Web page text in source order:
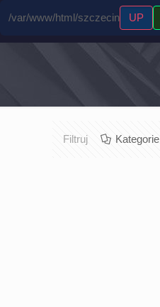
/var/www/html/szczecin UP
Filtruj Kategorie